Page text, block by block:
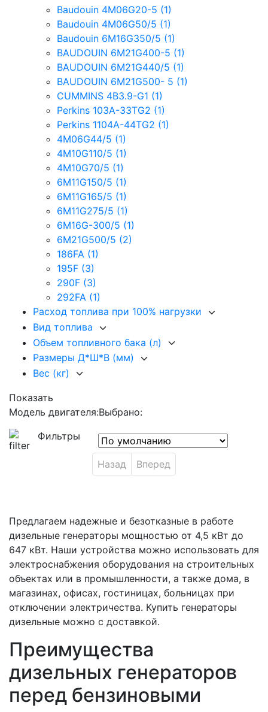
Baudouin 4M06G20-5 (1)
Baudouin 4M06G50/5 (1)
Baudouin 6M16G350/5 (1)
BAUDOUIN 6M21G400-5 (1)
BAUDOUIN 6M21G440/5 (1)
BAUDOUIN 6M21G500- 5 (1)
CUMMINS 4B3.9-G1 (1)
Perkins 103A-33TG2 (1)
Perkins 1104A-44TG2 (1)
4M06G44/5 (1)
4M10G110/5 (1)
4M10G70/5 (1)
6M11G150/5 (1)
6M11G165/5 (1)
6M11G275/5 (1)
6M16G-300/5 (1)
6M21G500/5 (2)
186FA (1)
195F (3)
290F (3)
292FA (1)
Расход топлива при 100% нагрузки
Вид топлива
Объем топливного бака (л)
Размеры Д*Ш*В (мм)
Вес (кг)
Показать
Модель двигателя:Выбрано:
Фильтры
Назад Вперед
Предлагаем надежные и безотказные в работе
дизельные генераторы мощностью от 4,5 кВт до
647 кВт. Наши устройства можно использовать для
электроснабжения оборудования на строительных
объектах или в промышленности, а также дома, в
магазинах, офисах, гостиницах, больницах при
отключении электричества. Купить генераторы
дизельные можно с доставкой.
Преимущества
дизельных генераторов
перед бензиновыми